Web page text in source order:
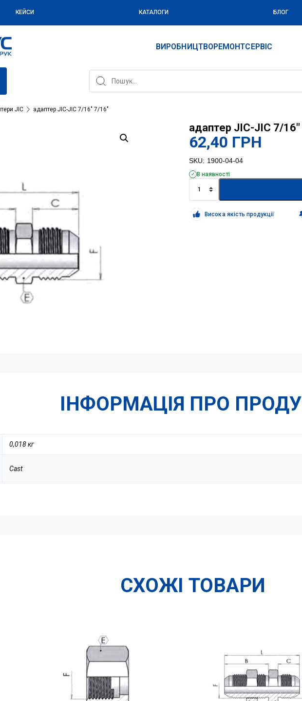
КЕЙСИ КАТАЛОГИ БЛОГ
ВИРОБНИЦТВОРЕМОНТСЕРВІС
JIC адаптер JIC-JIC 7/16″ 7/16″
адаптер JIC-JIC 7/
62,40 ГРН
SKU: 1900-04-04
В наявності
JIC-
JIC
7/16"
7/16"
Висока якість продукції
ІНФОРМАЦІЯ ПРО
0,018 кг
Cast
СХОЖІ ТОВАРИ